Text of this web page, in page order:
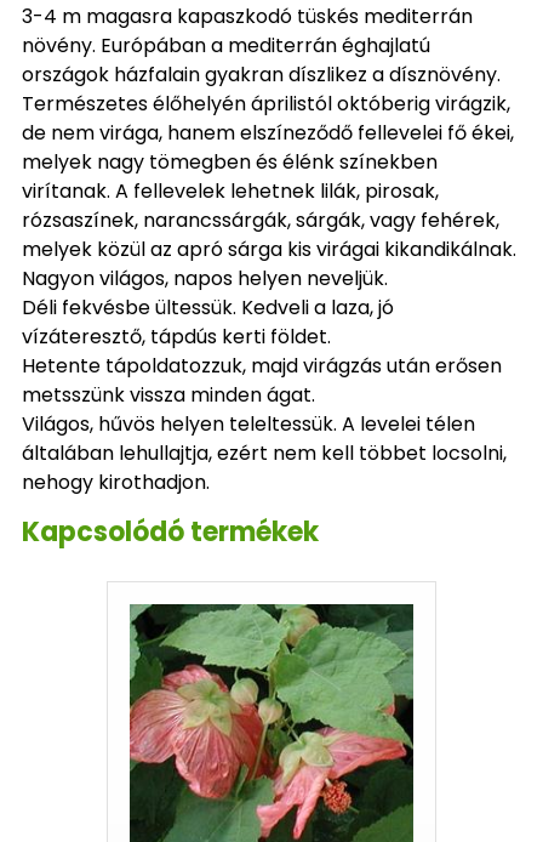
3-4 m magasra kapaszkodó tüskés mediterrán
növény. Európában a mediterrán éghajlatú
országok házfalain gyakran díszlikez a dísznövény.
Természetes élőhelyén áprilistól októberig virágzik,
de nem virága, hanem elszíneződő fellevelei fő ékei,
melyek nagy tömegben és élénk színekben
virítanak. A fellevelek lehetnek lilák, pirosak,
rózsaszínek, narancssárgák, sárgák, vagy fehérek,
melyek közül az apró sárga kis virágai kikandikálnak.
Nagyon világos, napos helyen neveljük.
Déli fekvésbe ültessük. Kedveli a laza, jó
vízáteresztő, tápdús kerti földet.
Hetente tápoldatozzuk, majd virágzás után erősen
metsszünk vissza minden ágat.
Világos, hűvös helyen teleltessük. A levelei télen
általában lehullajtja, ezért nem kell többet locsolni,
nehogy kirothadjon.
Kapcsolódó termékek